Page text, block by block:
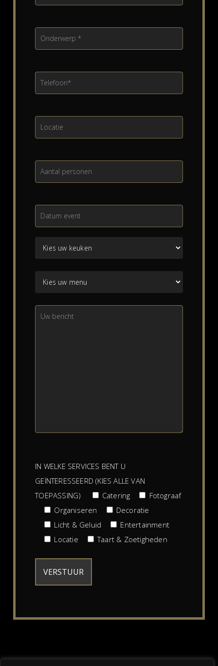
IN WELKE SERVICES BENT U
GEÏNTERESSEERD (KIES ALLE VAN
TOEPASSING)
Catering
Fotograaf
Organiseren
Decoratie
Licht & Geluid
Entertainment
Locatie
Taart & Zoetigheden